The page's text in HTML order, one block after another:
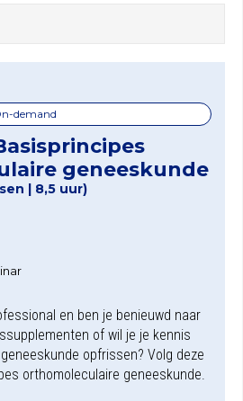
demand
geneeskunde
| 8,5 uur)
en ben je benieuwd naar
of wil je je kennis
opfrissen? Volg deze
orthomoleculaire geneeskunde.